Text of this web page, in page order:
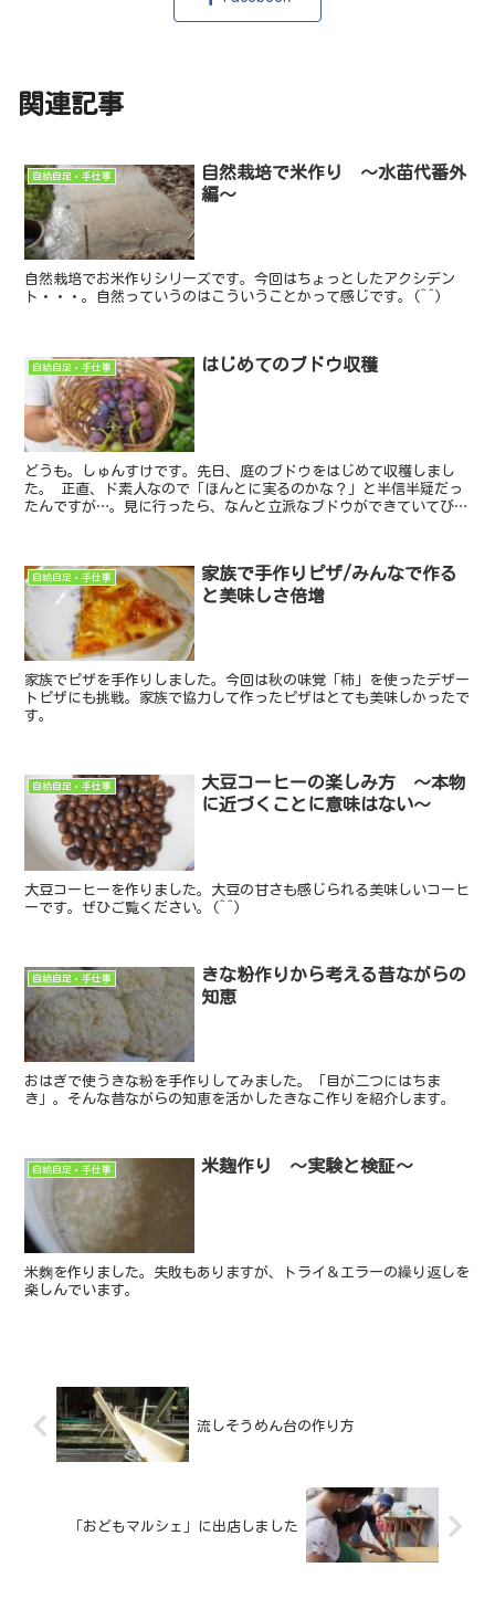
関連記事
自給自足・手仕事
自然栽培で米作り ～水苗代番外
編～
自然栽培でお米作りシリーズです。今回はちょっとしたアクシデン
ト・・・。自然っていうのはこういうことかって感じです。(^^)
自給自足・手仕事 はじめてのブドウ収穫
どうも。しゅんすけです。先日、庭のブドウをはじめて収穫しまし
た。 正直、ド素人なので「ほんとに実るのかな？」と半信半疑だっ
たんですが…。見に行ったら、なんと立派なブドウができていてびっ
自給自足・手仕事
家族で手作りピザ/みんなで作る
と美味しさ倍増
家族でピザを手作りしました。今回は秋の味覚「柿」を使ったデザー
トピザにも挑戦。家族で協力して作ったピザはとても美味しかったで
す。
自給自足・手仕事
大豆コーヒーの楽しみ方 ～本物
に近づくことに意味はない～
大豆コーヒーを作りました。大豆の甘さも感じられる美味しいコーヒ
ーです。ぜひご覧ください。(^^)
自給自足・手仕事
きな粉作りから考える昔ながらの
知恵
おはぎで使うきな粉を手作りしてみました。「目が二つにはちま
き」。そんな昔ながらの知恵を活かしたきなこ作りを紹介します。
自給自足・手仕事 米麹作り ～実験と検証～
米麴を作りました。失敗もありますが、トライ＆エラーの繰り返しを
楽しんでいます。
流しそうめん台の作り方
「おどもマルシェ」に出店しました